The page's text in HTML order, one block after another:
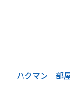
次記事
ハクマン 部